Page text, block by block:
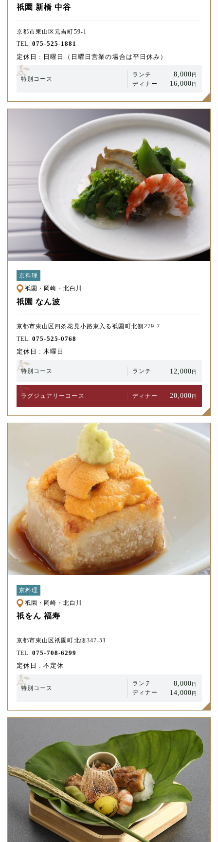
祇園 新橋 中谷
京都市東山区元吉町59-1
TEL.075-525-1881
定休日 : 日曜日（日曜日営業の場合は平日休み）
特別コース
ランチ 8,000円
ディナー 16,000円
京料理
祇園・岡崎・北白川
祇園 なん波
京都市東山区四条花見小路東入る祇園町北側279-7
TEL.075-525-0768
定休日 : 木曜日
特別コース ランチ 12,000円
ラグジュアリー コース ディナー 20,000円
京料理
祇園・岡崎・北白川
祇をん 福寿
京都市東山区祇園町北側347-51
TEL.075-708-6299
定休日 : 不定休
特別コース
ランチ 8,000円
ディナー 14,000円